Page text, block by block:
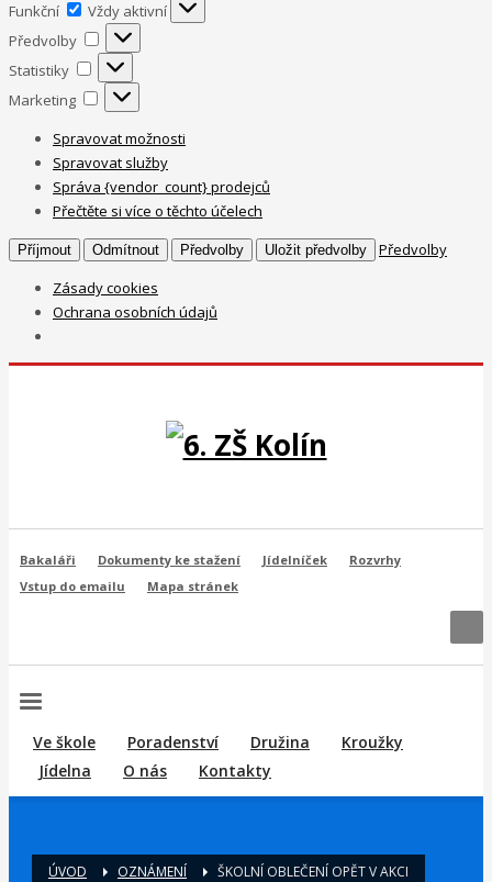
Funkční
Funkční
Vždy aktivní
Předvolby
Předvolby
Statistiky
Statistiky
Marketing
Marketing
Spravovat možnosti
Spravovat služby
Správa {vendor_count} prodejců
Přečtěte si více o těchto účelech
Příjmout Odmítnout Předvolby Uložit předvolby
Předvolby
Zásady cookies
Ochrana osobních údajů
Bakaláři Dokumenty ke stažení Jídelníček
Rozvrhy
Vstup do emailu
Mapa stránek
Ve škole Poradenství Družina
Kroužky
Jídelna
O nás Kontakty
ÚVOD OZNÁMENÍ ŠKOLNÍ OBLEČENÍ OPĚT V AKCI